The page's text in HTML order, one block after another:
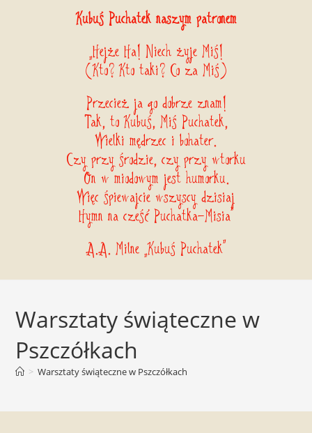
Kubuś Puchatek naszym patronem
„Hejże Ha! Niech żyje Miś!
(Kto? Kto taki? Co za Miś)
Przecież ja go dobrze znam!
Tak, to Kubuś, Miś Puchatek,
Wielki mędrzec i bohater.
Czy przy środzie, czy przy wtorku
On w miodowym jest humorku.
Więc śpiewajcie wszyscy dzisiaj
Hymn na cześć Puchatka-Misia”
A.A. Milne „Kubuś Puchatek”
Warsztaty świąteczne w
Pszczółkach
> Warsztaty świąteczne w Pszczółkach